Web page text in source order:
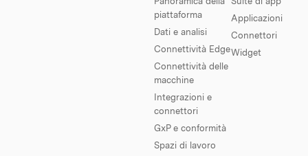
piattaforma
Dati e analisi
Connettività Edge
Connettività delle
macchine
Integrazioni e
connettori
GxP e conformità
Spazi di lavoro
Applicazioni
Connettori
Widget